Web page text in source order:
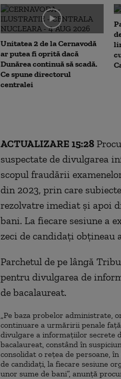
0
secondsVolume
90%
Unitatea 2 de la Cernavodă
ar putea fi oprită dacă
Dunărea continuă să scadă.
Ce spune directorul
centralei
ACTUALIZARE 15:28
suspectate de divulgarea
scopul fraudării
din 2023, prin care
rezolvatre imediat şi apoi
bani. La fiecare sesiune a
zeci de candidaţi obţineau
Parchetul de pe lângă
pentru divulgarea de
de bacalaureat.
„Pe baza probelor administrate,
continuare a urmăririi penale
divulgare a informaţiilor secrete
bacalaureat, constând în
consolidat o reţea de persoane,
de candidaţi, la fiecare sesiune
unor sume de bani”, anunţă